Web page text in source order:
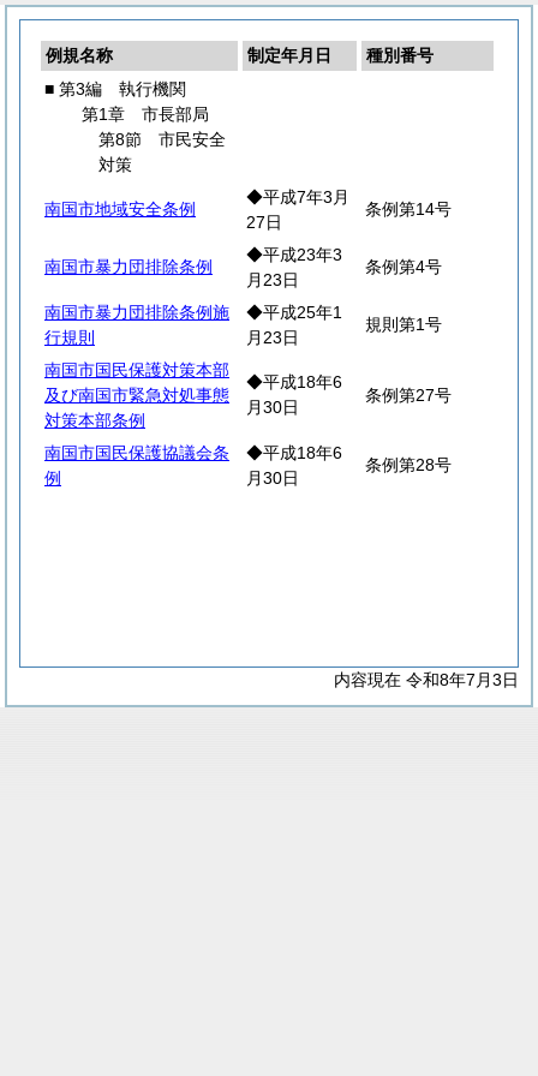
例規名称 制定年月日
種別番号
■ 第3編 執行機関
第1章 市長部局
第8節 市民安全
対策
南国市地域安全条例
◆平成7年3月
27日
条例第14号
南国市暴力団排除条例
◆平成23年3
月23日
条例第4号
南国市暴力団排除条例施
行規則
◆平成25年1
月23日
規則第1号
南国市国民保護対策本部
及び南国市緊急対処事態
対策本部条例
◆平成18年6
月30日
条例第27号
南国市国民保護協議会条
例
◆平成18年6
月30日
条例第28号
内容現在 令和8年7月3日